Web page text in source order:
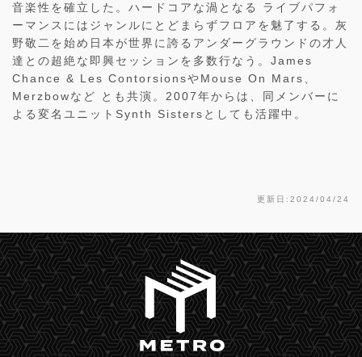
音楽性を確立した。ハードコアな渦となる ライブパフォ
ーマンスにはジャンルにとどまらずフロアを魅了する。灰
野敬二を始め日本が世界に誇るアンダーグラウンドの才人
達との超絶な即興セッションを多数行なう。James
Chance & Les ContorsionsやMouse On Mars、
Merzbowなど とも共演。2007年からは、同メンバーに
よる変名ユニットSynth Sistersとしても活躍中。
更新日:2024/04/24